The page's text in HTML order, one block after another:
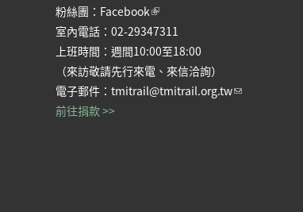
粉絲團： Facebook(link is external)
室內電話：02-29347311
上班時間：週間10:00至18:00
（來訪敬請先行來電、來信洽詢）
電子郵件： tmitrail@tmitrail.org.tw(link sends e-
前往捐款 >>